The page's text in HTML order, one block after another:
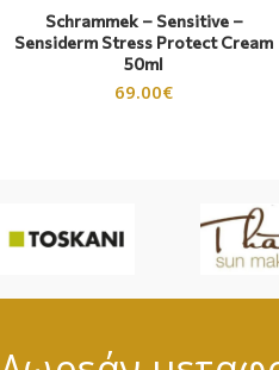
Schrammek – Sensitive –
Sensiderm Stress Protect Cream
50ml
69.00€